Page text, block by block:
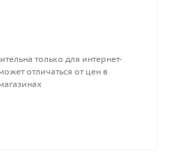
только для интернет-
отличаться от цен в